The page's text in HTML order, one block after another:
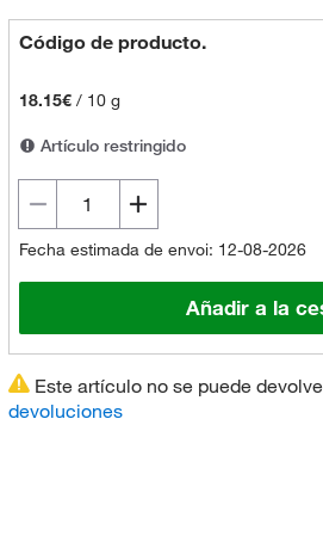
Código de producto.
18.15€/ 10 g
Artículo restringido
Fecha estimada de envoi: 12-08-2026
Añadir a la
Este artículo no se puede
devoluciones